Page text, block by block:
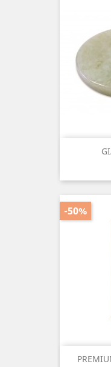
-50%